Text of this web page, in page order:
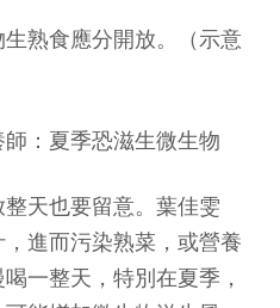
熟食應分開放。（示意
：夏季恐滋生微生物
天也要留意。葉佳雯
進而污染熟菜，或營養
一整天，特別在夏季，